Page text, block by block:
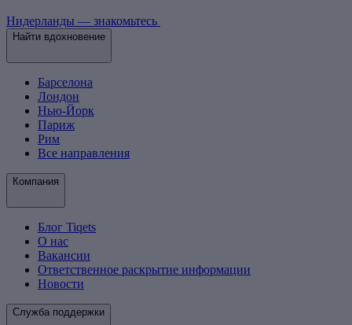
Нидерланды — знакомьтесь
Найти вдохновение
Барселона
Лондон
Нью-Йорк
Париж
Рим
Все направления
Компания
Блог Tiqets
О нас
Вакансии
Ответственное раскрытие информации
Новости
Служба поддержки